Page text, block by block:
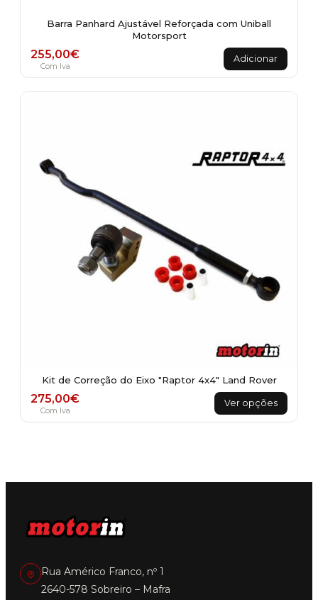
Barra Panhard Ajustável Reforçada com Uniball
Motorsport
255,00€
Com Iva
Adicionar
Kit de Correção do Eixo "Raptor 4x4" Land Rover
275,00€
Com Iva
Ver opções
This
product
has
options
Rua Américo Franco, nº 1
2640-578 Sobreiro – Mafra